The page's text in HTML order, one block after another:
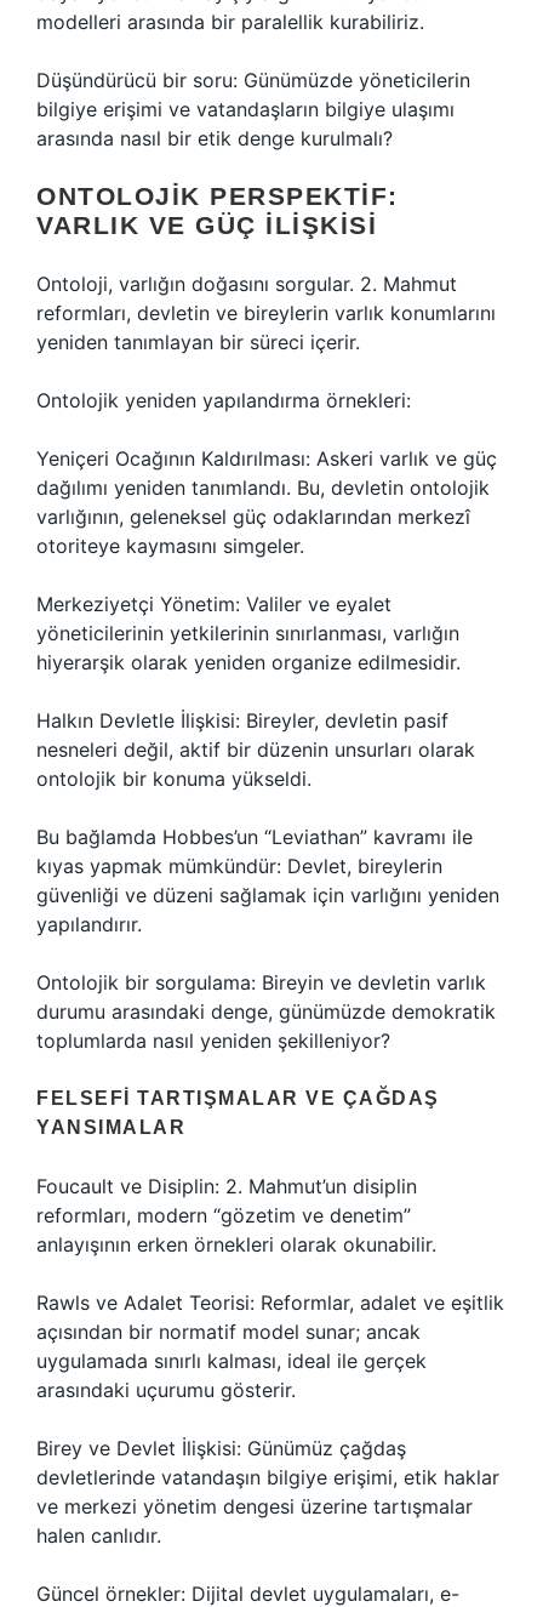
modelleri arasında bir paralellik kurabiliriz.
Düşündürücü bir soru: Günümüzde yöneticilerin
bilgiye erişimi ve vatandaşların bilgiye ulaşımı
arasında nasıl bir etik denge kurulmalı?
ONTOLOJIK PERSPEKTIF:
VARLIK VE GÜÇ İLIŞKISI
Ontoloji, varlığın doğasını sorgular. 2. Mahmut
reformları, devletin ve bireylerin varlık konumlarını
yeniden tanımlayan bir süreci içerir.
Ontolojik yeniden yapılandırma örnekleri:
Yeniçeri Ocağının Kaldırılması: Askeri varlık ve güç
dağılımı yeniden tanımlandı. Bu, devletin ontolojik
varlığının, geleneksel güç odaklarından merkezî
otoriteye kaymasını simgeler.
Merkeziyetçi Yönetim: Valiler ve eyalet
yöneticilerinin yetkilerinin sınırlanması, varlığın
hiyerarşik olarak yeniden organize edilmesidir.
Halkın Devletle İlişkisi: Bireyler, devletin pasif
nesneleri değil, aktif bir düzenin unsurları olarak
ontolojik bir konuma yükseldi.
Bu bağlamda Hobbes’un “Leviathan” kavramı ile
kıyas yapmak mümkündür: Devlet, bireylerin
güvenliği ve düzeni sağlamak için varlığını yeniden
yapılandırır.
Ontolojik bir sorgulama: Bireyin ve devletin varlık
durumu arasındaki denge, günümüzde demokratik
toplumlarda nasıl yeniden şekilleniyor?
FELSEFI TARTIŞMALAR VE ÇAĞDAŞ
YANSIMALAR
Foucault ve Disiplin: 2. Mahmut’un disiplin
reformları, modern “gözetim ve denetim”
anlayışının erken örnekleri olarak okunabilir.
Rawls ve Adalet Teorisi: Reformlar, adalet ve eşitlik
açısından bir normatif model sunar; ancak
uygulamada sınırlı kalması, ideal ile gerçek
arasındaki uçurumu gösterir.
Birey ve Devlet İlişkisi: Günümüz çağdaş
devletlerinde vatandaşın bilgiye erişimi, etik haklar
ve merkezi yönetim dengesi üzerine tartışmalar
halen canlıdır.
Güncel örnekler: Dijital devlet uygulamaları, e-